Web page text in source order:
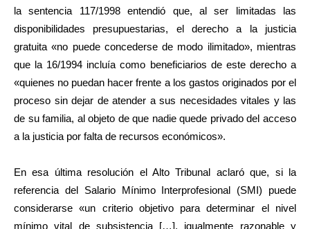
la sentencia 117/1998 entendió que, al ser limitadas las
disponibilidades presupuestarias, el derecho a la justicia
gratuita «no puede concederse de modo ilimitado», mientras
que la 16/1994 incluía como beneficiarios de este derecho a
«quienes no puedan hacer frente a los gastos originados por el
proceso sin dejar de atender a sus necesidades vitales y las
de su familia, al objeto de que nadie quede privado del acceso
a la justicia por falta de recursos económicos».
En esa última resolución el Alto Tribunal aclaró que, si la
referencia del Salario Mínimo Interprofesional (SMI) puede
considerarse «un criterio objetivo para determinar el nivel
mínimo vital de subsistencia […], igualmente razonable y